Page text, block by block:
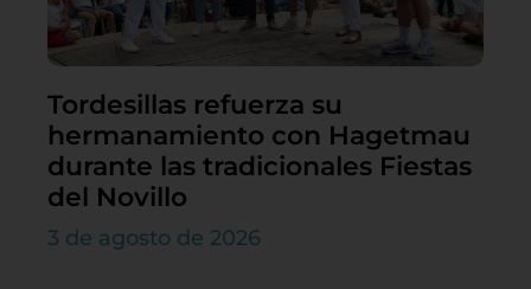
Tordesillas refuerza su
hermanamiento con Hagetmau
durante las tradicionales Fiestas
del Novillo
3 de agosto de 2026